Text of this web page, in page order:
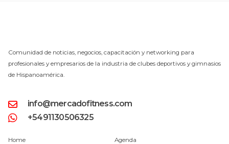
Comunidad de noticias, negocios, capacitación y networking para
profesionales y empresarios de la industria de clubes deportivos y gimnasios
de Hispanoamérica.
info@mercadofitness.com
+5491130506325
Home Agenda